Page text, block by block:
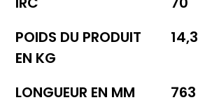
POIDS DU PRODUIT
EN KG
14,3
LONGUEUR EN MM
763